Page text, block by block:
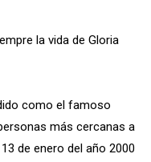
la vida de Gloria
como el famoso
más cercanas a
de enero del año 2000